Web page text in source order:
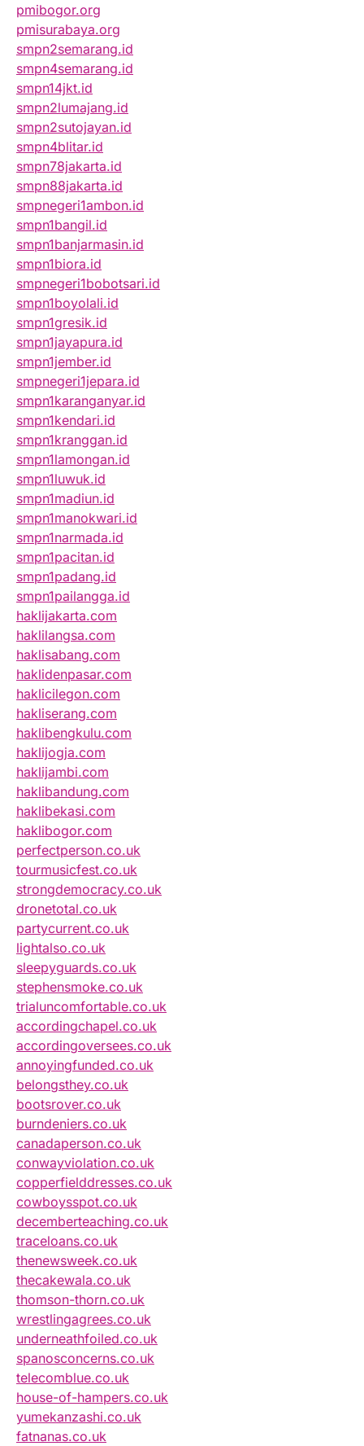
pmibogor.org
pmisurabaya.org
smpn2semarang.id
smpn4semarang.id
smpn14jkt.id
smpn2lumajang.id
smpn2sutojayan.id
smpn4blitar.id
smpn78jakarta.id
smpn88jakarta.id
smpnegeri1ambon.id
smpn1bangil.id
smpn1banjarmasin.id
smpn1biora.id
smpnegeri1bobotsari.id
smpn1boyolali.id
smpn1gresik.id
smpn1jayapura.id
smpn1jember.id
smpnegeri1jepara.id
smpn1karanganyar.id
smpn1kendari.id
smpn1kranggan.id
smpn1lamongan.id
smpn1luwuk.id
smpn1madiun.id
smpn1manokwari.id
smpn1narmada.id
smpn1pacitan.id
smpn1padang.id
smpn1pailangga.id
haklijakarta.com
haklilangsa.com
haklisabang.com
haklidenpasar.com
haklicilegon.com
hakliserang.com
haklibengkulu.com
haklijogja.com
haklijambi.com
haklibandung.com
haklibekasi.com
haklibogor.com
perfectperson.co.uk
tourmusicfest.co.uk
strongdemocracy.co.uk
dronetotal.co.uk
partycurrent.co.uk
lightalso.co.uk
sleepyguards.co.uk
stephensmoke.co.uk
trialuncomfortable.co.uk
accordingchapel.co.uk
accordingoversees.co.uk
annoyingfunded.co.uk
belongsthey.co.uk
bootsrover.co.uk
burndeniers.co.uk
canadaperson.co.uk
conwayviolation.co.uk
copperfielddresses.co.uk
cowboysspot.co.uk
decemberteaching.co.uk
traceloans.co.uk
thenewsweek.co.uk
thecakewala.co.uk
thomson-thorn.co.uk
wrestlingagrees.co.uk
underneathfoiled.co.uk
spanosconcerns.co.uk
telecomblue.co.uk
house-of-hampers.co.uk
yumekanzashi.co.uk
fatnanas.co.uk